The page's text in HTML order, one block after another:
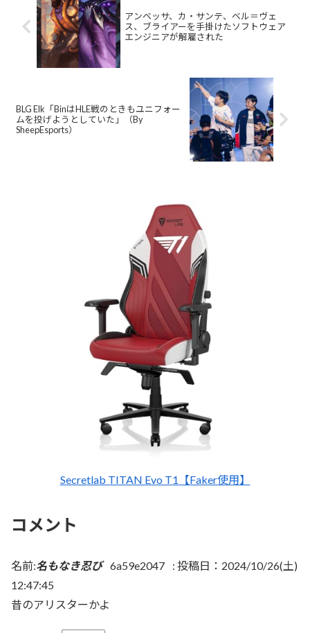
アンベッサ、カ・サンテ、ベル＝ヴェ
ス、ブライアーを手掛けたソフトウェア
エンジニアが解雇された
BLG Elk「BinはHLE戦のときもユニフォー
ムを投げようとしていた」（By
SheepEsports）
Secretlab TITAN Evo T1【Faker使用】
コメント
名前:名もなき忍び 6a59e2047 : 投稿日：2024/10/26(土)
12:47:45
昔のアリスターかよ